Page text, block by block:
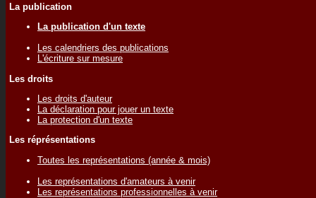
La publication
La publication d'un texte
Les calendriers des publications
L'écriture sur mesure
Les droits
Les droits d'auteur
La déclaration pour jouer un texte
La protection d'un texte
Les réprésentations
Toutes les représentations (année & mois)
Les représentations d'amateurs à venir
Les représentations professionnelles à venir